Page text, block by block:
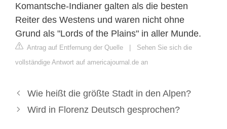
Komantsche-Indianer galten als die besten
Reiter des Westens und waren nicht ohne
Grund als "Lords of the Plains" in aller Munde.
Antrag auf Entfernung der Quelle | Sehen Sie sich die
vollständige Antwort auf americajournal.de an
Wie heißt die größte Stadt in den Alpen?
Wird in Florenz Deutsch gesprochen?